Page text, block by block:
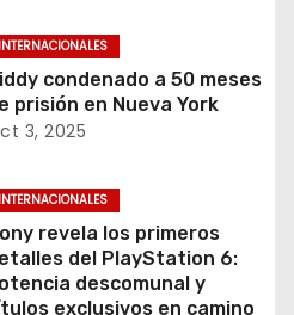
INTERNACIONALES
condenado a 50 meses
prisión en Nueva York
3, 2025
INTERNACIONALES
revela los primeros
del PlayStation 6:
descomunal y
exclusivos en camino